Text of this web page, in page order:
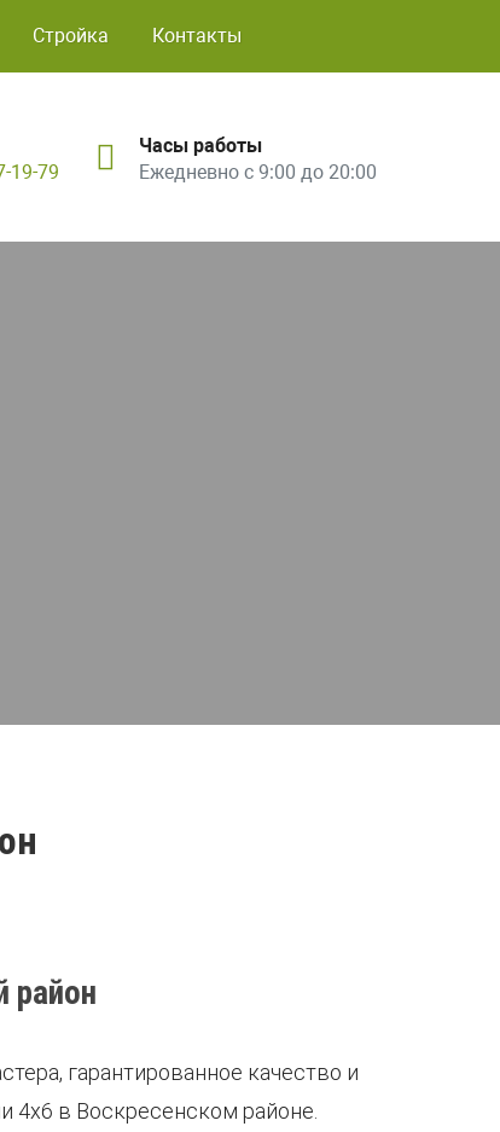
Стройка Контакты
19-79
Часы работы
Ежедневно с 9:00 до 20:00
район
гарантированное качество и
в Воскресенском районе.